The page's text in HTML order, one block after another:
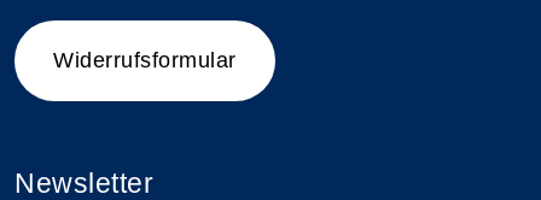
Widerrufsformular
Newsletter